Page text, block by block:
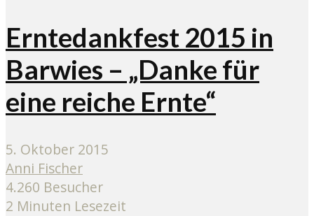
Erntedankfest 2015 in
Barwies – „Danke für
eine reiche Ernte“
5. Oktober 2015
Anni Fischer
4.260 Besucher
2 Minuten Lesezeit